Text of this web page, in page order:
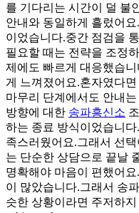
를 기다리는 시간이 덜 불
안내와 동일하게 흘렀어
이었습니다.중간 점검을
필요할 때는 전략을 조정
제에도 빠르게 대응했습
게 느껴졌어요.혼자였다
마무리 단계에서도 안내
방향에 대한 송파흥신소
하는 종료 방식이었습니
족스러웠어요.그래서 선
는 단순한 상담으로 끝날
명확해야 마음이 편했어
이 많았습니다.그래서 송
슷한 상황이라면 주저하